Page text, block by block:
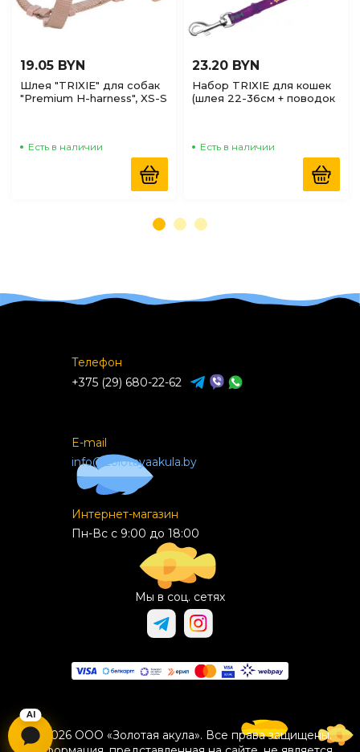
19.05 BYN
Шлея "TRIXIE" для собак
"Premium H-harness", XS-S
Есть в наличии
23.20 BYN
Набор TRIXIE для кошек
(шлея 22-36см + поводок
Есть в наличии
Телефон
+375 (29) 680-22-62
E-mail
info@zolotayaakula.by
Интернет-магазин
Пн-Вс с 9:00 до 18:00
Мы в соц. сетях
© 2026 ООО «Золотая акула». Все права защищены.